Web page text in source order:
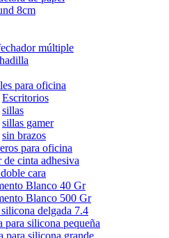
8cm
múltiple
para oficina
Escritorios
sillas
sillas gamer
sin brazos
para oficina
de cinta adhesiva
cara
Blanco 40 Gr
Blanco 500 Gr
delgada 7.4
para silicona pequeña
para silicona grande